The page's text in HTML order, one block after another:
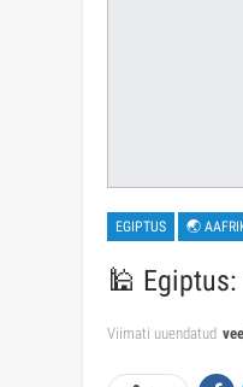
EGIPTUS 🌏
🕌
Viimati uuendatud